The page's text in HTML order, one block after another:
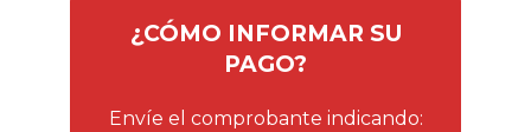
¿CÓMO INFORMAR SU
PAGO?
Envíe el comprobante indicando: